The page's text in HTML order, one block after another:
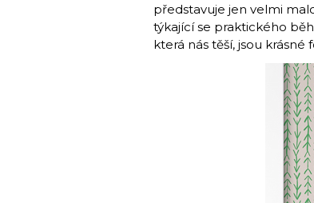
představuje jen velmi
týkající se praktického
která nás těší, jsou